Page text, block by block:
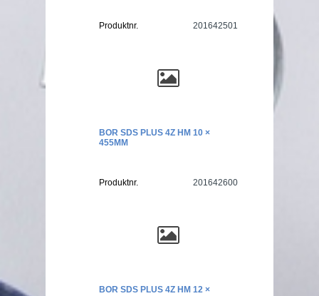
Produktnr. 201642501
BOR SDS PLUS 4Z HM 10 ×
455MM
Produktnr. 201642600
BOR SDS PLUS 4Z HM 12 ×